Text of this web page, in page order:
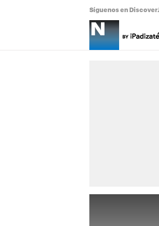
Síguenos en Discover